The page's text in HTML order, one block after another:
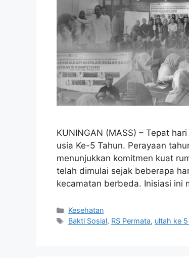
KUNINGAN (MASS) – Tepat
usia Ke-5 Tahun. Perayaan
menunjukkan komitmen kuat
telah dimulai sejak beberapa
kecamatan berbeda. Inisiasi ini
Kategori
Kesehatan
Tag
Bakti Sosial, RS Permata, ultah ke 5